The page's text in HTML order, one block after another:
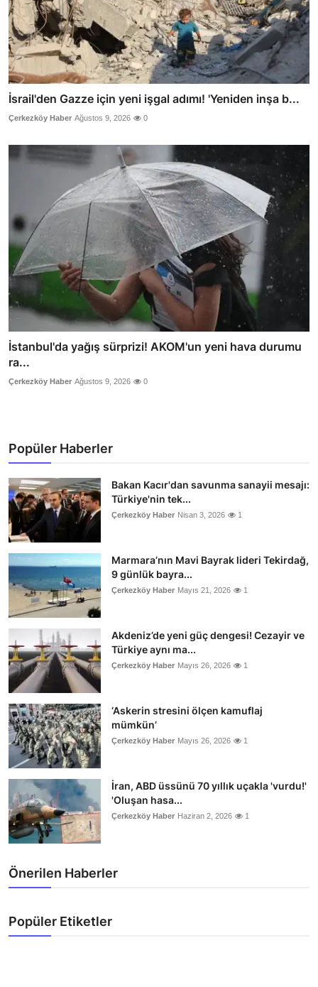
İsrail'den Gazze için yeni işgal adımı! 'Yeniden inşa b...
Çerkezköy Haber Ağustos 9, 2026 0
İstanbul'da yağış sürprizi! AKOM'un yeni hava durumu
ra...
Çerkezköy Haber Ağustos 9, 2026 0
Popüler Haberler
Bakan Kacır'dan savunma sanayii mesajı:
Türkiye'nin tek...
Çerkezköy Haber Nisan 3, 2026 1
Marmara’nın Mavi Bayrak lideri Tekirdağ,
9 günlük bayra...
Çerkezköy Haber Mayıs 21, 2026 1
Akdeniz’de yeni güç dengesi! Cezayir ve
Türkiye aynı ma...
Çerkezköy Haber Mayıs 26, 2026 1
‘Askerin stresini ölçen kamuflaj
mümkün’
Çerkezköy Haber Mayıs 26, 2026 1
İran, ABD üssünü 70 yıllık uçakla 'vurdu!'
'Oluşan hasa...
Çerkezköy Haber Haziran 2, 2026 1
Önerilen Haberler
Popüler Etiketler